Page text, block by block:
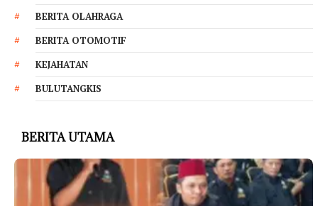
BERITA OLAHRAGA
BERITA OTOMOTIF
KEJAHATAN
BULUTANGKIS
BERITA UTAMA